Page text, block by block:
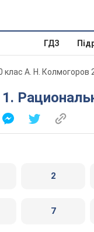
ГДЗ
клас А. Н. Колмогоров
1.
2
7